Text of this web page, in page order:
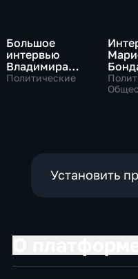
Большое
интервью
Владимира
Путина Сергею
Политические
Установить